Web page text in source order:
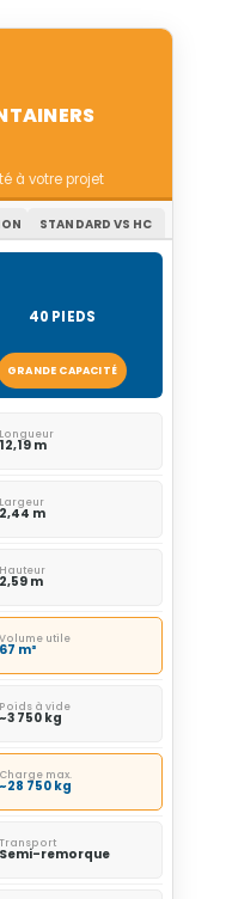
à votre projet
STANDARD VS HC
40 PIEDS
GRANDE CAPACITÉ
Longueur
12,19 m
Largeur
2,44 m
Hauteur
2,59 m
utile
67 m³
Poids à vide
~3 750 kg
max.
~28 750 kg
Transport
Semi-remorque